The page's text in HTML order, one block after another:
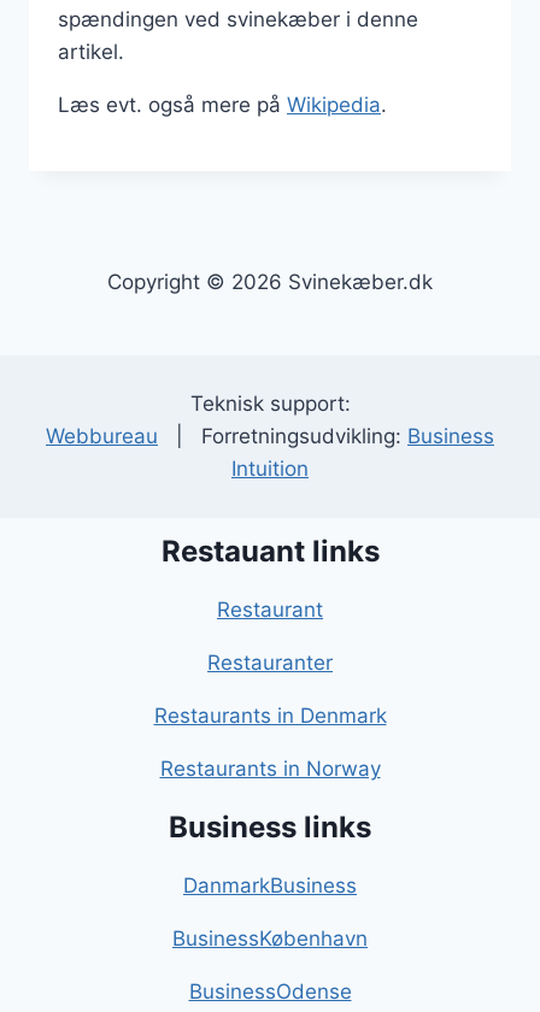
spændingen ved svinekæber i denne
artikel.
Læs evt. også mere på Wikipedia.
Copyright © 2026 Svinekæber.dk
Teknisk support:
Webbureau | Forretningsudvikling: Business
Intuition
Restauant links
Restaurant
Restauranter
Restaurants in Denmark
Restaurants in Norway
Business links
DanmarkBusiness
BusinessKøbenhavn
BusinessOdense